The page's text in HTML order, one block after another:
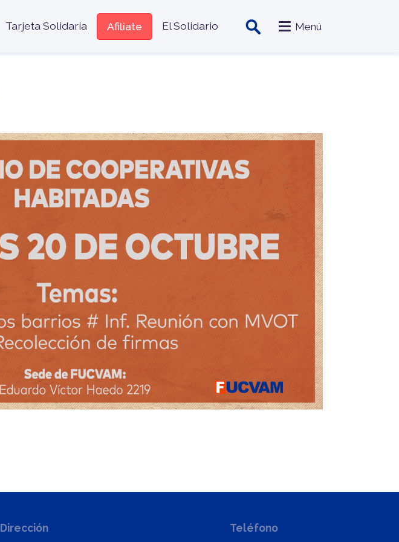
Menú encabezado
Tarjeta Solidaria Afiliate El Solidario Menú
Dirección Teléfono